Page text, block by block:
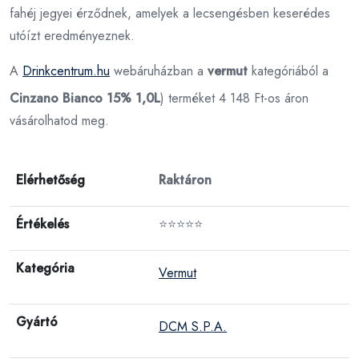
fahéj jegyei érződnek, amelyek a lecsengésben keserédes
utóízt eredményeznek.
A Drinkcentrum.hu webáruházban a vermut kategóriából a
Cinzano Bianco 15% 1,0L) terméket 4 148 Ft-os áron
vásárolhatod meg.
Elérhetőség Raktáron
Értékelés ⭐⭐⭐⭐⭐
Kategória Vermut
Gyártó DCM S.P.A.